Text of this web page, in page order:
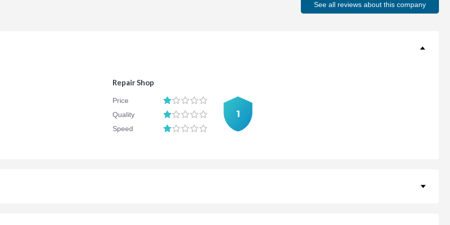
See all reviews about this company
Repair Shop
Price
Quality
Speed
1